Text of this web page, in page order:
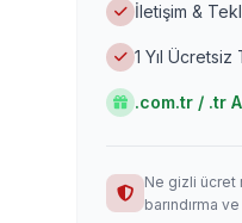
İletişim &
1 Yıl
.com.tr / .tr
Ne gizli ücret
barındırma